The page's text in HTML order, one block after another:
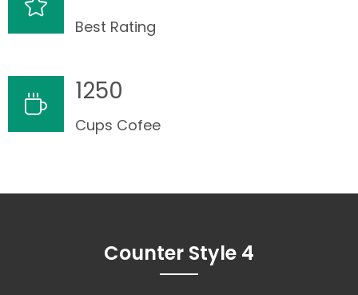
Best Rating
1250
Cups Cofee
Counter Style 4